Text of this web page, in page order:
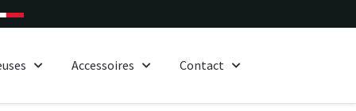
Accessoires Contact